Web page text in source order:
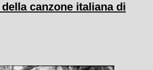
canzone italiana di